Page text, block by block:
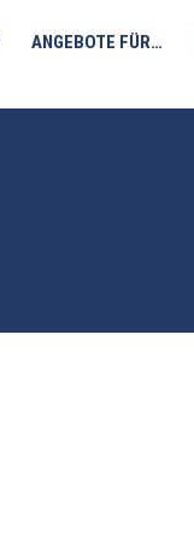
ANGEBOTE FÜR…